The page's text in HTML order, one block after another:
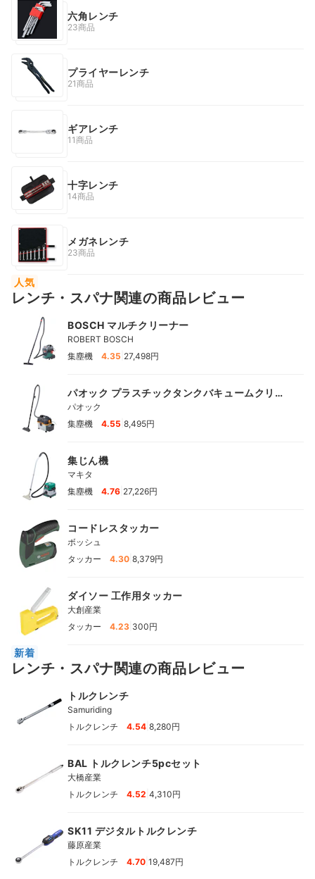
六角レンチ
23商品
プライヤーレンチ
21商品
ギアレンチ
11商品
十字レンチ
14商品
メガネレンチ
23商品
人気
レンチ・スパナ関連の商品レビュー
BOSCH マルチクリーナー
ROBERT BOSCH
集塵機
4.35 27,498円
パオック プラスチックタンクバキュームクリー
ナー 15L
パオック
集塵機
4.55 8,495円
集じん機
マキタ
集塵機
4.76 27,226円
コードレスタッカー
ボッシュ
タッカー
4.30 8,379円
ダイソー 工作用タッカー
大創産業
タッカー
4.23 300円
新着
レンチ・スパナ関連の商品レビュー
トルクレンチ
Samuriding
トルクレンチ
4.54 8,280円
BAL トルクレンチ5pcセット
大橋産業
トルクレンチ
4.52 4,310円
SK11 デジタルトルクレンチ
藤原産業
トルクレンチ
4.70 19,487円